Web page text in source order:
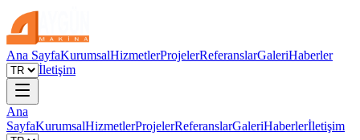
Ana SayfaKurumsalHizmetlerProjelerReferanslarGaleriHaberler
İletişim
Ana
SayfaKurumsalHizmetlerProjelerReferanslarGaleriHaberlerİletişim